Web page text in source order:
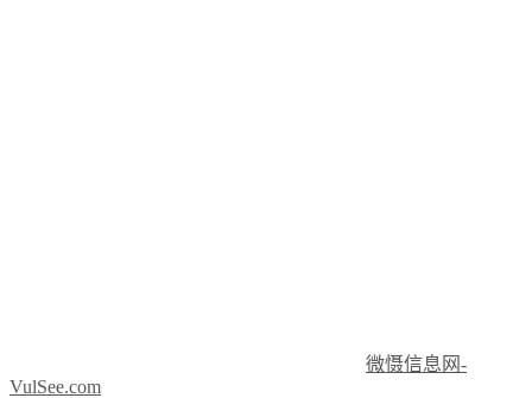
微慑信息网-
VulSee.com